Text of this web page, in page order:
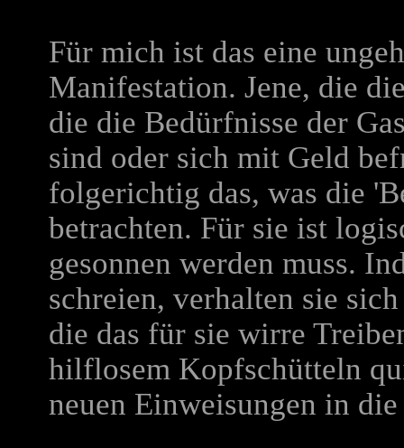
Für mich ist das eine
Manifestation. Jene, die
die die Bedürfnisse der
sind oder sich mit Geld
folgerichtig das, was die
betrachten. Für sie ist
gesonnen werden muss.
schreien, verhalten sie
die das für sie wirre
hilflosem Kopfschütteln
neuen Einweisungen in